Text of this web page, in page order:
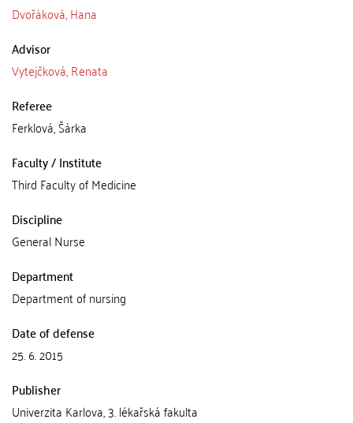
Dvořáková, Hana
Advisor
Vytejčková, Renata
Referee
Ferklová, Šárka
Faculty / Institute
Third Faculty of Medicine
Discipline
General Nurse
Department
Department of nursing
Date of defense
25. 6. 2015
Publisher
Univerzita Karlova, 3. lékařská fakulta